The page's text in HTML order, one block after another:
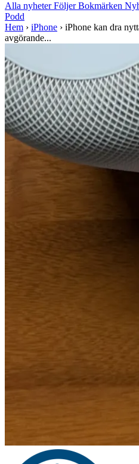
Alla nyheterFöljerBokmärken
Podd
Hem › iPhone › iPhone kan dra
avgörande...